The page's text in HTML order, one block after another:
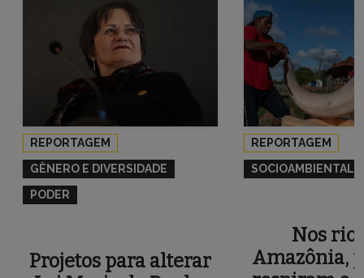
REPORTAGEM
GÊNERO E DIVERSIDADE
PODER
Projetos para alterar
REPORTAGEM
SOCIOAMBIENTAL
Nos
Amazônia,